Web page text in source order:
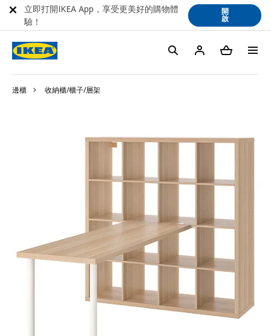
邊櫃 收納櫃/櫃子/層架
立即打開IKEA App，享受更美好的購物體
驗！
開
啟